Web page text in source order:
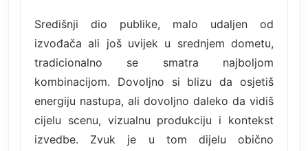
Središnji dio publike, malo udaljen od
izvođača ali još uvijek u srednjem dometu,
tradicionalno se smatra najboljom
kombinacijom. Dovoljno si blizu da osjetiš
energiju nastupa, ali dovoljno daleko da vidiš
cijelu scenu, vizualnu produkciju i kontekst
izvedbe. Zvuk je u tom dijelu obično